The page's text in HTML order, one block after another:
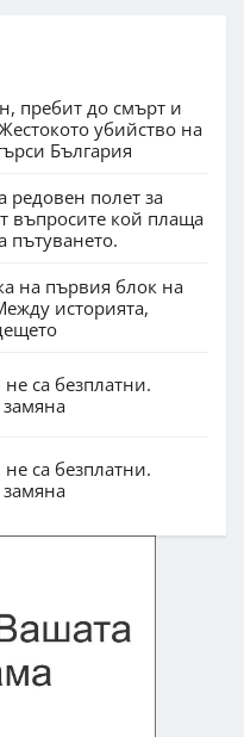
пребит до смърт и
убийство на
България
редовен полет за
въпросите кой плаща
пътуването.
на първия блок на
историята,
са безплатни.
са безплатни.